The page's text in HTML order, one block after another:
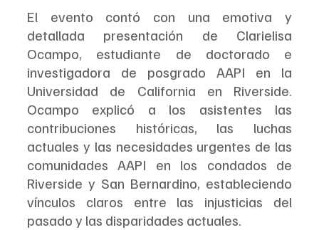
El evento contó con una emotiva y
detallada presentación de Clarielisa
Ocampo, estudiante de doctorado e
investigadora de posgrado AAPI en la
Universidad de California en Riverside.
Ocampo explicó a los asistentes las
contribuciones históricas, las luchas
actuales y las necesidades urgentes de las
comunidades AAPI en los condados de
Riverside y San Bernardino, estableciendo
vínculos claros entre las injusticias del
pasado y las disparidades actuales.